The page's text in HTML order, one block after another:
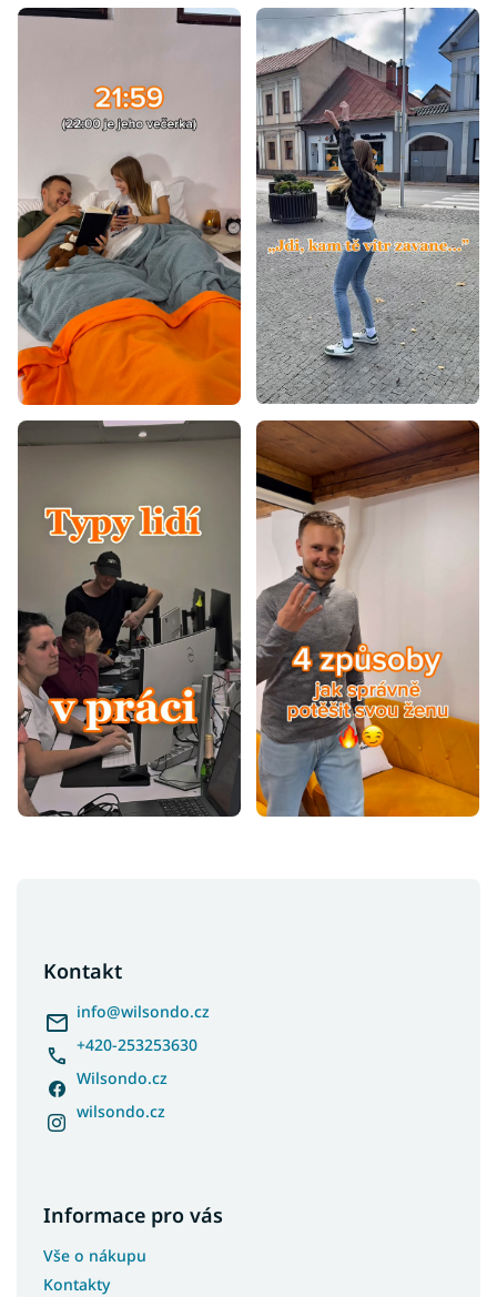
Kontakt
info@wilsondo.cz
+420-253253630
Wilsondo.cz
wilsondo.cz
Informace pro vás
Vše o nákupu
Kontakty